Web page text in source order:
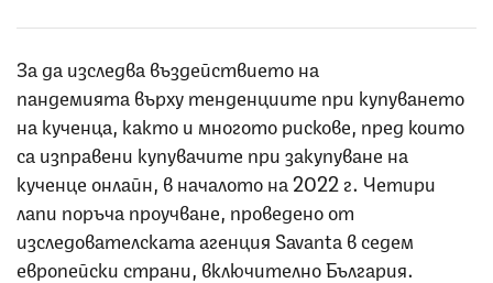
За да изследва въздействието на
пандемията върху тенденциите при купуването
на кученца, както и многото рискове, пред които
са изправени купувачите при закупуване на
кученце онлайн, в началото на 2022 г. Четири
лапи поръча проучване, проведено от
изследователската агенция Savanta в седем
европейски страни, включително България.